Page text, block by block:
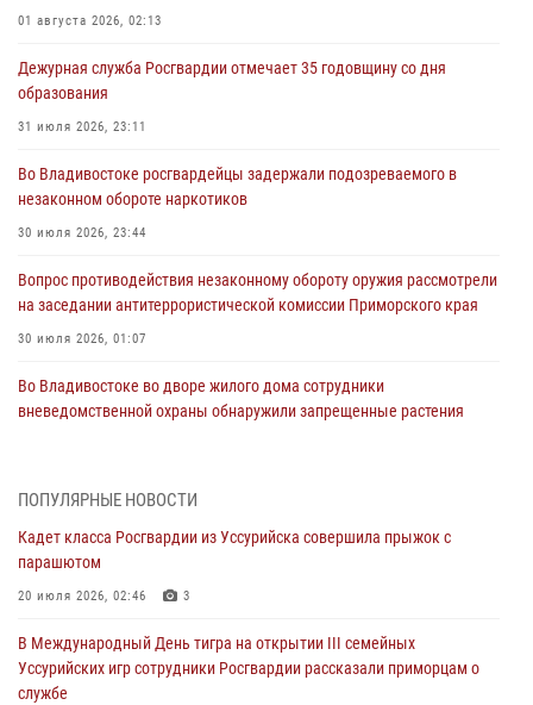
01 августа 2026, 02:13
Дежурная служба Росгвардии отмечает 35 годовщину со дня
образования
31 июля 2026, 23:11
Во Владивостоке росгвардейцы задержали подозреваемого в
незаконном обороте наркотиков
30 июля 2026, 23:44
Вопрос противодействия незаконному обороту оружия рассмотрели
на заседании антитеррористической комиссии Приморского края
30 июля 2026, 01:07
Во Владивостоке во дворе жилого дома сотрудники
вневедомственной охраны обнаружили запрещенные растения
В День Крещения Руси в Князь-Владимирском храме – Главном
ходом
28 июля 2026, 10:29
посвященном Дню Крещения Руси
28 июля 2026, 05:39
ПОПУЛЯРНЫЕ НОВОСТИ
Кадет класса Росгвардии из Уссурийска совершила прыжок с
парашютом
20 июля 2026, 02:46 3
В Международный День тигра на открытии III семейных
Уссурийских игр сотрудники Росгвардии рассказали приморцам о
службе